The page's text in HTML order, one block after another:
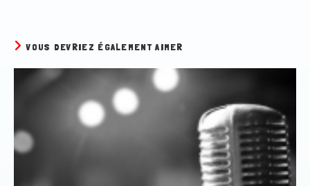
VOUS DEVRIEZ ÉGALEMENT AIMER